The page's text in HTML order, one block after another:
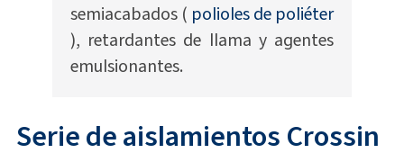
semiacabados ( polioles de poliéter
), retardantes de llama y agentes
emulsionantes.
Serie de aislamientos Crossin